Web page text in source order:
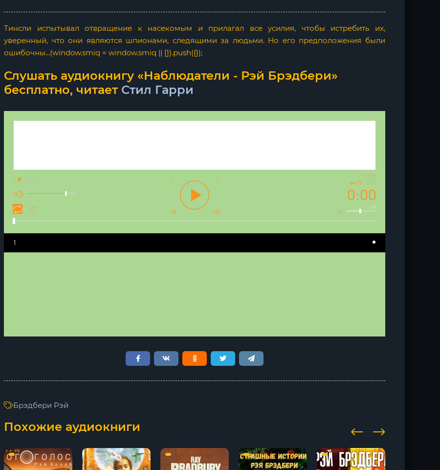
Тинсли испытывал отвращение к насекомым и прилагал все усилия, чтобы истребить их,
уверенный, что они являются шпионами, следящими за людьми. Но его предположения были
ошибочны...(window.smiq = window.smiq || []).push({});
Слушать аудиокнигу «Наблюдатели - Рэй Брэдбери»
бесплатно, читает Стил Гарри
100 0:00
44:11
1.0
x1
-15 +15
AUTO
1
Брэдбери Рэй
Похожие аудиокниги